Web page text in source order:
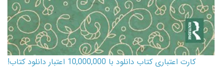
کارت اعتباری کتاب دانلود با 10,000,000 اعتبار دانلود کتاب!